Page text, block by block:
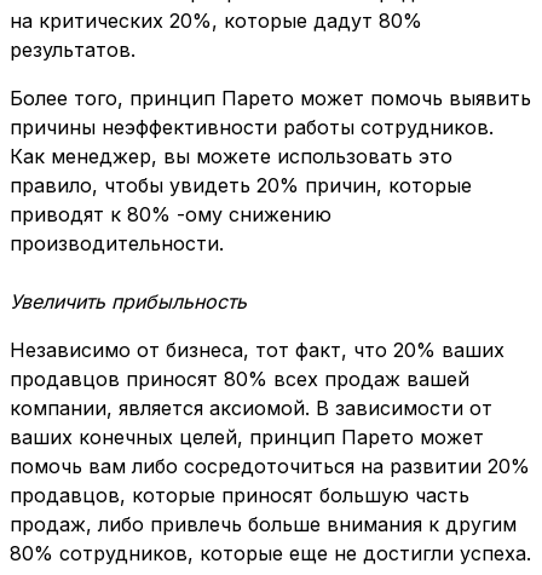
на критических 20%, которые дадут 80%
результатов.
Более того, принцип Парето может помочь выявить
причины неэффективности работы сотрудников.
Как менеджер, вы можете использовать это
правило, чтобы увидеть 20% причин, которые
приводят к 80% -ому снижению
производительности.
Увеличить прибыльность
Независимо от бизнеса, тот факт, что 20% ваших
продавцов приносят 80% всех продаж вашей
компании, является аксиомой. В зависимости от
ваших конечных целей, принцип Парето может
помочь вам либо сосредоточиться на развитии 20%
продавцов, которые приносят большую часть
продаж, либо привлечь больше внимания к другим
80% сотрудников, которые еще не достигли успеха.